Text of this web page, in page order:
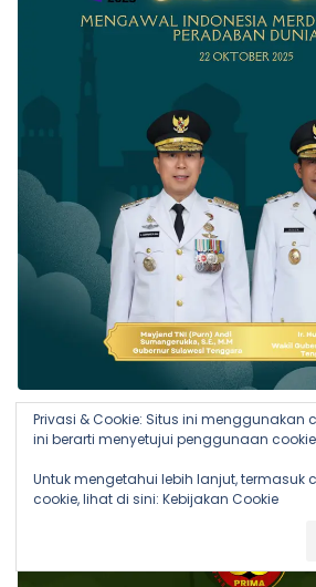
Privasi & Cookie: Situs ini menggunakan
ini berarti menyetujui penggunaan
Untuk mengetahui lebih lanjut, termasuk
cookie, lihat di sini: Kebijakan Cookie